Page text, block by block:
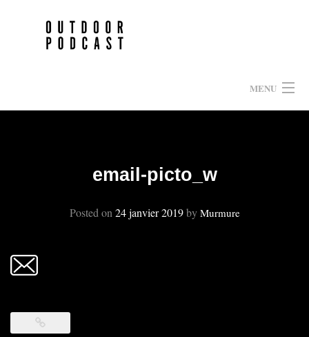
MENU
CONTACT
email-picto_w
Posted on 24 janvier 2019by Murmure